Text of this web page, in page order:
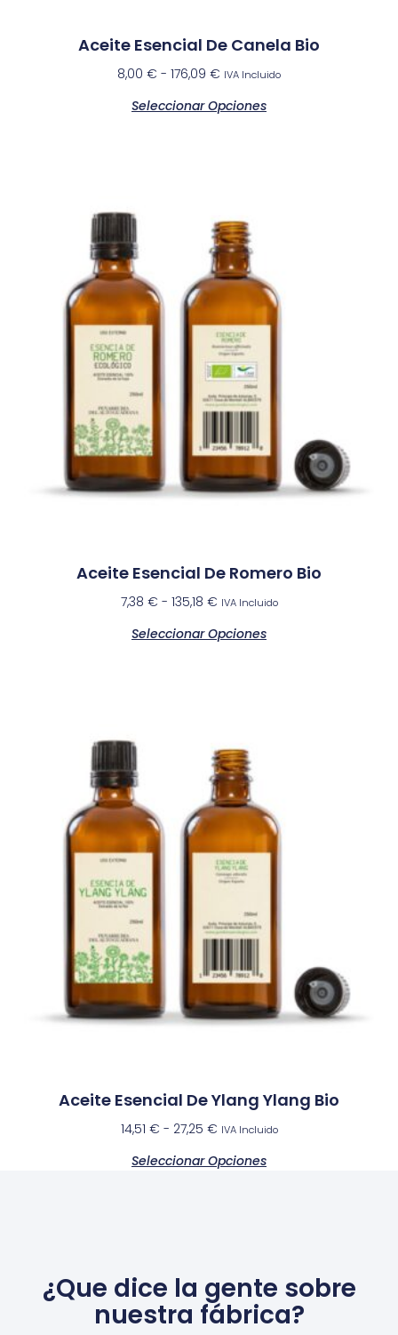
Aceite Esencial De Canela Bio
8,00 € - 176,09 € IVA Incluido
Seleccionar Opciones
Aceite Esencial De Romero Bio
7,38 € - 135,18 € IVA Incluido
Seleccionar Opciones
Aceite Esencial De Ylang Ylang Bio
14,51 € - 27,25 € IVA Incluido
Seleccionar Opciones
¿Que dice la gente sobre
nuestra fábrica?